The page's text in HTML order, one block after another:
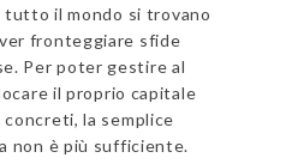
tutto il mondo si trovano
fronteggiare sfide
Per poter gestire al
il proprio capitale
la semplice
non è più sufficiente.